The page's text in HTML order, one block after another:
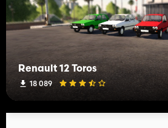
Renault 12 Toros
18 089